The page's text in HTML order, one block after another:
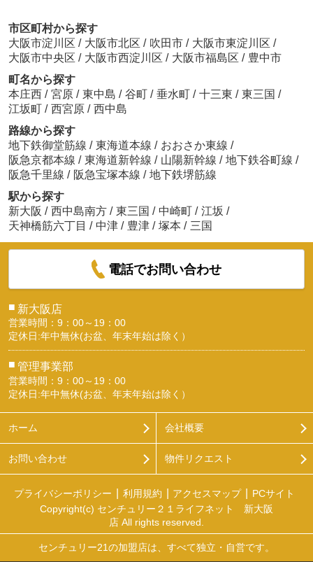
市区町村から探す
大阪市淀川区 / 大阪市北区 / 吹田市 / 大阪市東淀川区 /
大阪市中央区 / 大阪市西淀川区 / 大阪市福島区 / 豊中市
町名から探す
本庄西 / 宮原 / 東中島 / 谷町 / 垂水町 / 十三東 / 東三国 /
江坂町 / 西宮原 / 西中島
路線から探す
地下鉄御堂筋線 / 東海道本線 / おおさか東線 /
阪急京都本線 / 東海道新幹線 / 山陽新幹線 / 地下鉄谷町線 /
阪急千里線 / 阪急宝塚本線 / 地下鉄堺筋線
駅から探す
新大阪 / 西中島南方 / 東三国 / 中崎町 / 江坂 /
天神橋筋六丁目 / 中津 / 豊津 / 塚本 / 三国
電話でお問い合わせ
■ 新大阪店
営業時間：9：00～19：00
定休日:年中無休(お盆、年末年始は除く）
■ 管理事業部
営業時間：9：00～19：00
定休日:年中無休(お盆、年末年始は除く）
ホーム 会社概要
お問い合わせ 物件リクエスト
プライバシーポリシー 利用規約 アクセスマップ
PCサイト
Copyright(c) センチュリー２１ライフネット 新大阪
店 All rights reserved.
センチュリー21の加盟店は、すべて独立・自営です。